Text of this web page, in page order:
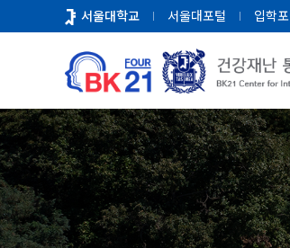
로
뉴
서울대학교 서울대포털 입학